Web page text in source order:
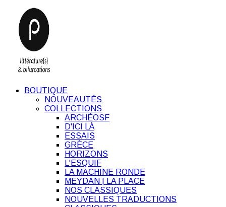
BOUTIQUE
NOUVEAUTÉS
COLLECTIONS
ARCHÉOSF
D'ICI LÀ
ESSAIS
GRÈCE
HORIZONS
L'ESQUIF
LA MACHINE RONDE
MEYDAN | LA PLACE
NOS CLASSIQUES
NOUVELLES TRADUCTIONS